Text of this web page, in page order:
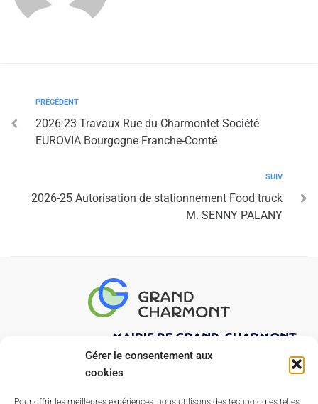
Gérer le consentement aux
cookies
Pour offrir les meilleures expériences, nous utilisons des technologies telles
PRÉCÉDENT
2026-23 Travaux Rue du Charmontet Société
EUROVIA Bourgogne Franche-Comté
SUIV
2026-25 Autorisation de stationnement Food truck
M. SENNY PALANY
Mairie de Grand-Charmont
21 rue Pierre Curie
25200 GRAND-CHARMONT
03 81 32 02 47